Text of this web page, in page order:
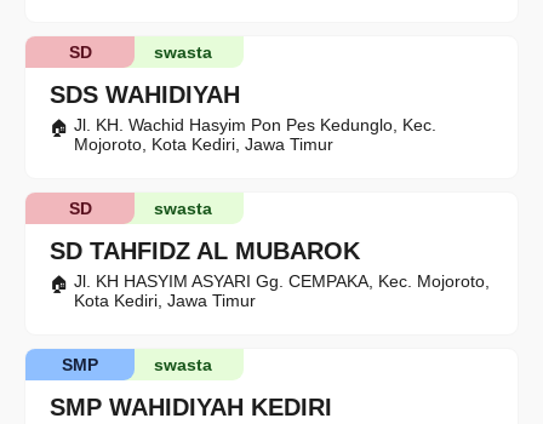
SDS WAHIDIYAH
swasta
SD
Jl. KH. Wachid Hasyim Pon Pes Kedunglo, Kec.
Mojoroto, Kota Kediri, Jawa Timur
SD TAHFIDZ AL MUBAROK
swasta
SD
Jl. KH HASYIM ASYARI Gg. CEMPAKA, Kec. Mojoroto,
Kota Kediri, Jawa Timur
SMP WAHIDIYAH KEDIRI
swasta
SMP